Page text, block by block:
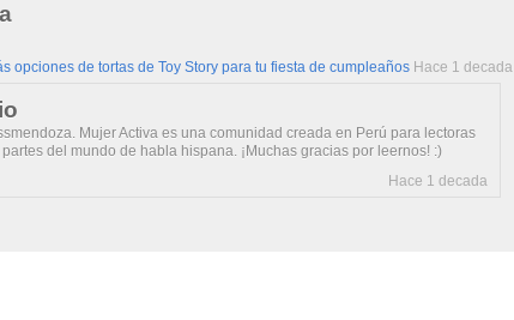
opciones de tortas de Toy Story para tu fiesta de cumpleañosHace 1 decada
Mujer Activa es una comunidad creada en Perú para lectoras
del mundo de habla hispana. ¡Muchas gracias por leernos! :)
Hace 1 decada